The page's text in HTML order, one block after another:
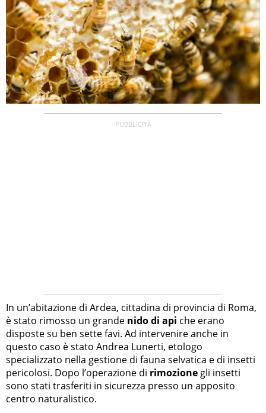
In un’abitazione di Ardea, cittadina di provincia di Roma,
è stato rimosso un grande nido di api che erano
disposte su ben sette favi. Ad intervenire anche in
questo caso è stato Andrea Lunerti, etologo
specializzato nella gestione di fauna selvatica e di insetti
pericolosi. Dopo l’operazione di rimozione gli insetti
sono stati trasferiti in sicurezza presso un apposito
centro naturalistico.